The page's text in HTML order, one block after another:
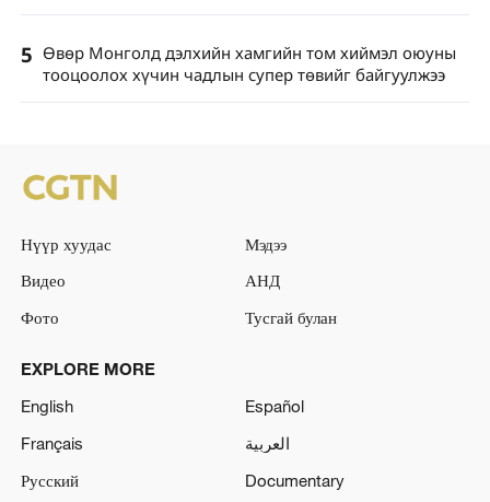
5 Өвөр Монголд дэлхийн хамгийн том хиймэл оюуны
тооцоолох хүчин чадлын супер төвийг байгуулжээ
Нүүр хуудас
Мэдээ
Видео
АНД
Фото
Тусгай булан
EXPLORE MORE
English
Español
Français
العربية
Русский
Documentary